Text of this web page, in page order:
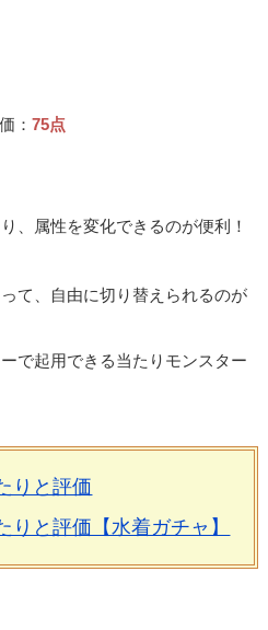
：75点
、属性を変化できるのが便利！
て、自由に切り替えられるのが
で起用できる当たりモンスター
りと評価
りと評価【水着ガチャ】